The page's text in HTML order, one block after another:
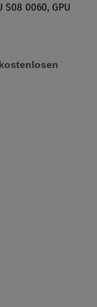
S08 0060, GPU